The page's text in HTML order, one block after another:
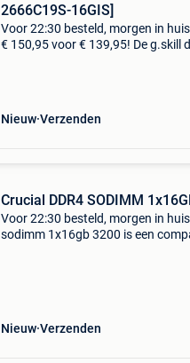
2666C19S-16GIS]
Voor 22:30 besteld, morgen in
€ 150,95 voor € 139,95! De g.skill
Nieuw Verzenden
Crucial DDR4 SODIMM
Voor 22:30 besteld, morgen in
sodimm 1x16gb 3200 is een
Nieuw Verzenden